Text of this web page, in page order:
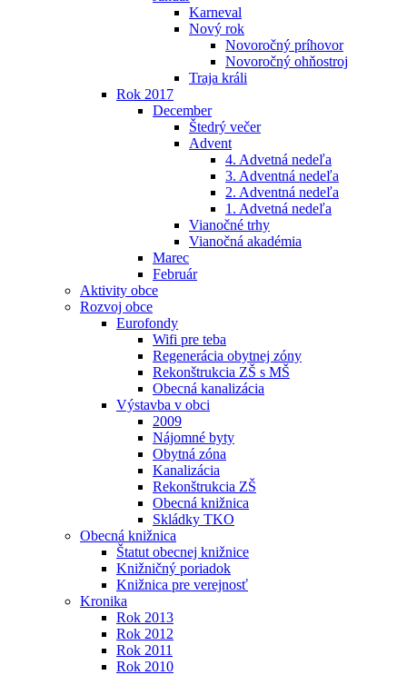
Karneval
Nový rok
Novoročný príhovor
Novoročný ohňostroj
Traja králi
Rok 2017
December
Štedrý večer
Advent
4. Advetná nedeľa
3. Adventná nedeľa
2. Adventná nedeľa
1. Advetná nedeľa
Vianočné trhy
Vianočná akadémia
Marec
Február
Aktivity obce
Rozvoj obce
Eurofondy
Wifi pre teba
Regenerácia obytnej zóny
Rekonštrukcia ZŠ s MŠ
Obecná kanalizácia
Výstavba v obci
2009
Nájomné byty
Obytná zóna
Kanalizácia
Rekonštrukcia ZŠ
Obecná knižnica
Skládky TKO
Obecná knižnica
Štatut obecnej knižnice
Knižničný poriadok
Knižnica pre verejnosť
Kronika
Rok 2013
Rok 2012
Rok 2011
Rok 2010